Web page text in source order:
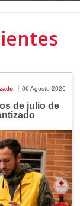
06 Agosto 2026
de julio de